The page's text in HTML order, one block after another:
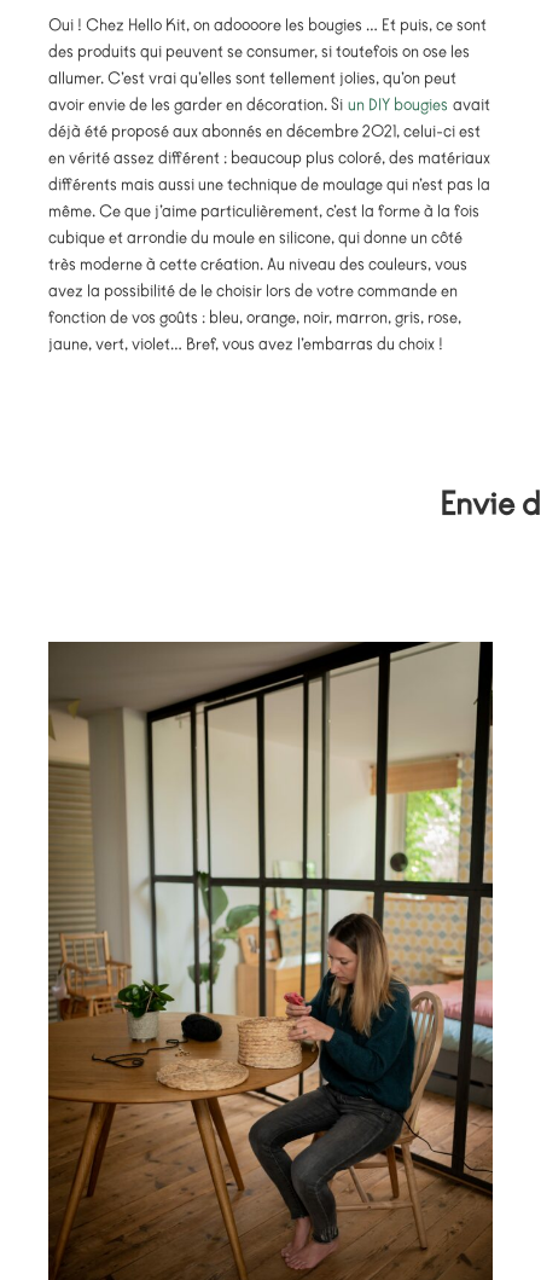
Oui ! Chez Hello Kit, on adoooore les bougies … Et puis, ce sont
des produits qui peuvent se consumer, si toutefois on ose les
allumer. C’est vrai qu’elles sont tellement jolies, qu’on peut
avoir envie de les garder en décoration. Si un DIY bougies avait
déjà été proposé aux abonnés en décembre 2021, celui-ci est
en vérité assez différent : beaucoup plus coloré, des matériaux
différents mais aussi une technique de moulage qui n’est pas la
même. Ce que j’aime particulièrement, c’est la forme à la fois
cubique et arrondie du moule en silicone, qui donne un côté
très moderne à cette création. Au niveau des couleurs, vous
avez la possibilité de le choisir lors de votre commande en
fonction de vos goûts : bleu, orange, noir, marron, gris, rose,
jaune, vert, violet… Bref, vous avez l’embarras du choix !
Envie